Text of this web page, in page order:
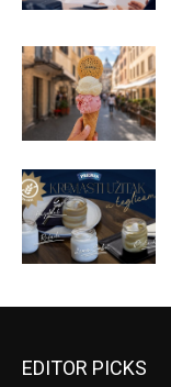
EDITOR PICKS